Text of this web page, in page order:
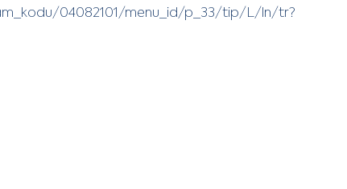
04082101/menu_id/p_33/tip/L/ln/tr?